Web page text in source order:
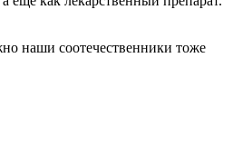
наши соотечественники тоже